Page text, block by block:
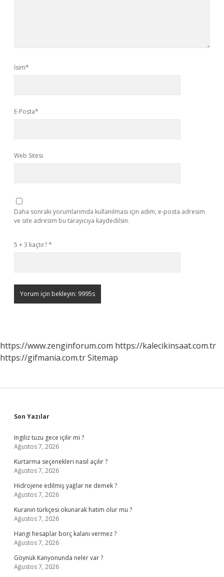
İsim*
E-Posta*
Web Sitesi
Daha sonraki yorumlarımda kullanılması için adım, e-posta adresim
ve site adresim bu tarayıcıya kaydedilsin.
5 + 3 kaçtır?*
https://www.zenginforum.com https://kalecikinsaat.com.tr
https://gifmania.com.trSitemap
Sidebar
Son Yazılar
Ingiliz tuzu gece içilir mi ?
Ağustos 7, 2026
Kurtarma seçenekleri nasıl açılır ?
Ağustos 7, 2026
Hidrojene edilmiş yağlar ne demek ?
Ağustos 7, 2026
Kuranın türkçesi okunarak hatim olur mu ?
Ağustos 7, 2026
Hangi hesaplar borç kalanı vermez ?
Ağustos 7, 2026
Göynük Kanyonunda neler var ?
Ağustos 7, 2026